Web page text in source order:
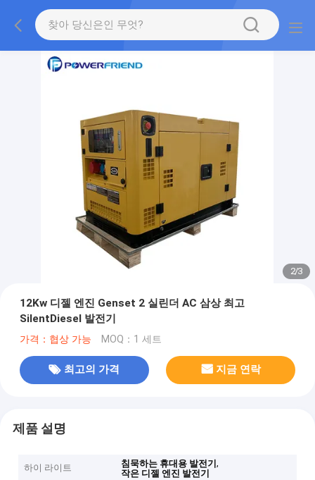
2/3
12Kw 디젤 엔진 Genset 2 실린더 AC 삼상 최고
SilentDiesel 발전기
가격：협상 가능 MOQ：1 세트
최고의 가격 지금 연락
제품 설명
하이 라이트 침묵하는 휴대용 발전기,
작은 디젤 엔진 발전기